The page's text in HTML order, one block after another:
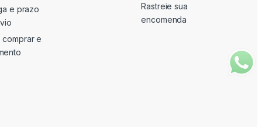
e prazo
comprar e
Rastreie sua
encomenda